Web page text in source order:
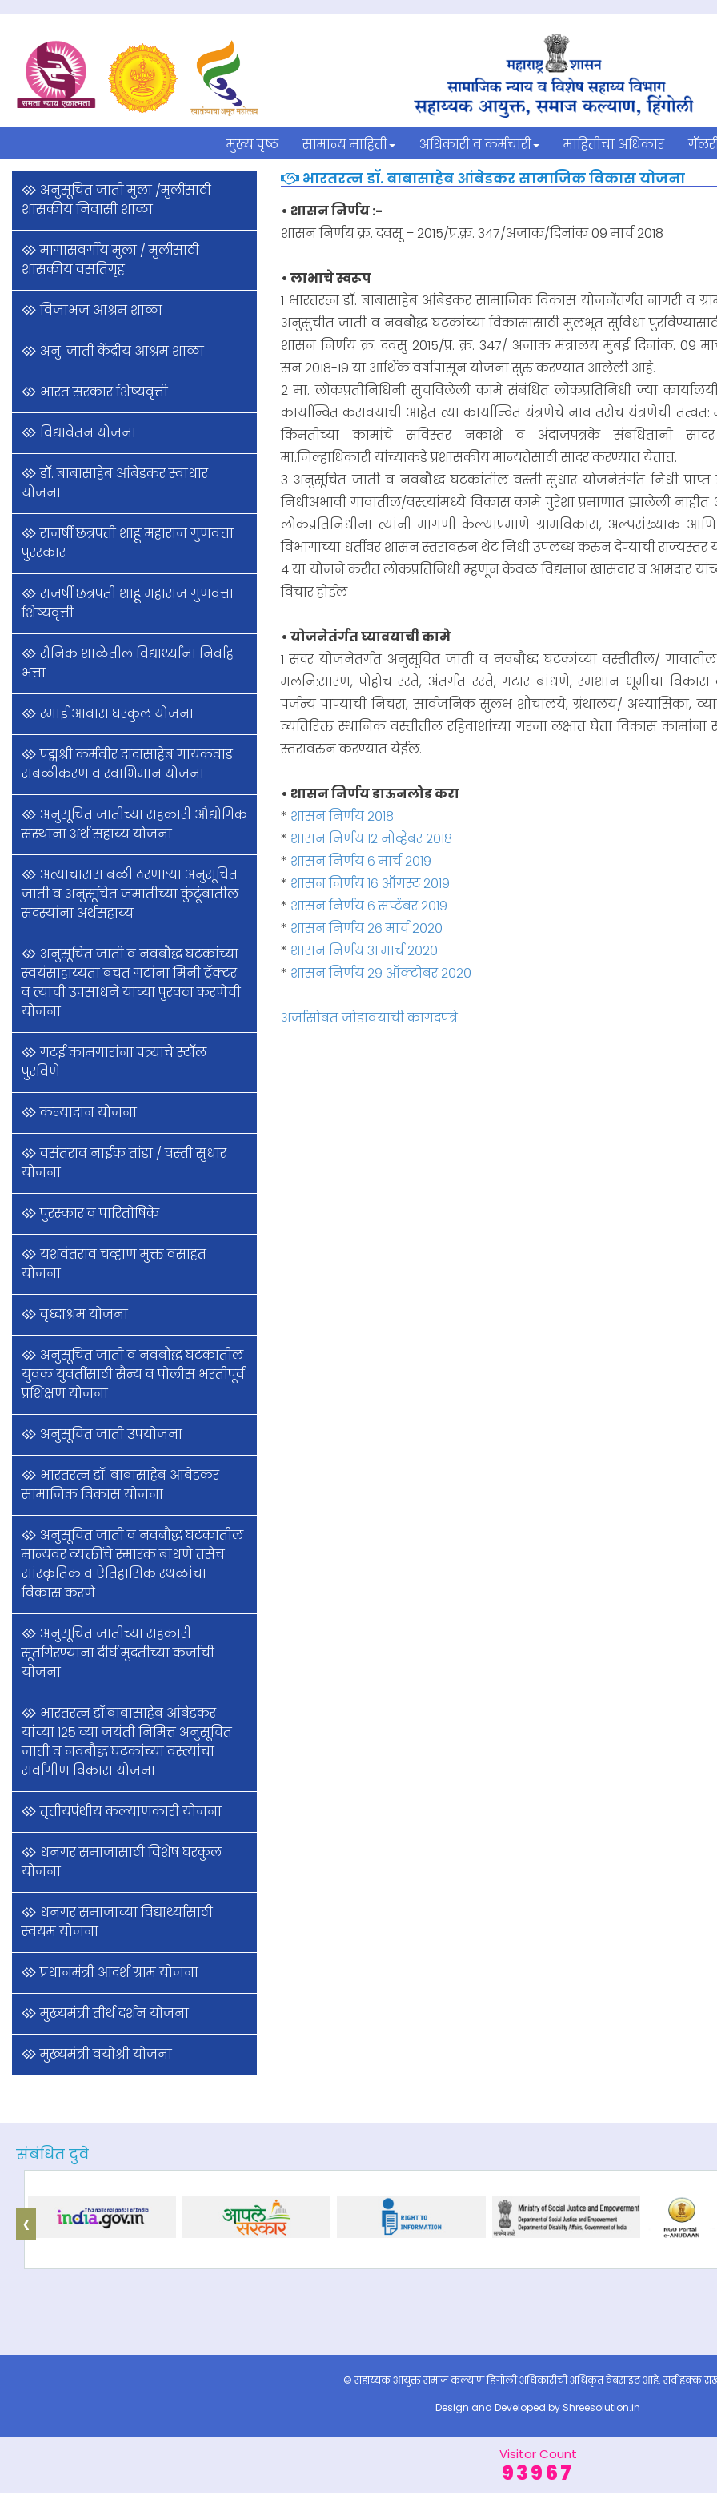
मुख्य पृष्ठ सामान्य माहिती अधिकारी व कर्मचारी माहितीचा अधिकार
अनुसूचित जाती मुला /मुलींसाठी
शासकीय निवासी शाळा
मागासवर्गीय मुला / मुलींसाठी
शासकीय वसतिगृह
विजाभज आश्रम शाळा
अनु. जाती केंद्रीय आश्रम शाळा
भारत सरकार शिष्यवृत्ती
विद्यावेतन योजना
डॉ. बाबासाहेब आंबेडकर स्वाधार
योजना
राजर्षी छत्रपती शाहू महाराज गुणवत्ता
पुरस्कार
राजर्षी छत्रपती शाहू महाराज गुणवत्ता
शिष्यवृत्ती
सैनिक शाळेतील विद्यार्थ्यांना निर्वाह
भत्ता
रमाई आवास घरकुल योजना
पद्मश्री कर्मवीर दादासाहेब गायकवाड
सबळीकरण व स्वाभिमान योजना
अनुसूचित जातीच्या सहकारी औद्योगिक
संस्थांना अर्थ सहाय्य योजना
अत्याचारास बळी ठरणाऱ्या अनुसूचित
जाती व अनुसूचित जमातीच्या कुंटूंबातील
सदस्यांना अर्थसहाय्य
अनुसूचित जाती व नवबौद्ध घटकांच्या
स्वयंसाहाय्यता बचत गटांना मिनी ट्रॅक्टर
व त्यांची उपसाधने यांच्या पुरवठा करणेची
योजना
गटई कामगारांना पत्र्याचे स्टॉल
पुरविणे
कन्यादान योजना
वसंतराव नाईक तांडा / वस्ती सुधार
योजना
पुरस्कार व पारितोषिके
यशवंतराव चव्हाण मुक्त वसाहत
योजना
वृध्दाश्रम योजना
अनुसूचित जाती व नवबौद्ध घटकातील
युवक युवतींसाठी सैन्य व पोलीस भरतीपूर्व
प्रशिक्षण योजना
अनुसूचित जाती उपयोजना
भारतरत्न डॉ. बाबासाहेब आंबेडकर
सामाजिक विकास योजना
अनुसूचित जाती व नवबौद्ध घटकातील
मान्यवर व्यक्तींचे स्मारक बांधणे तसेच
सांस्कृतिक व ऐतिहासिक स्थळांचा
विकास करणे
अनुसूचित जातीच्या सहकारी
सूतगिरण्यांना दीर्घ मुदतीच्या कर्जाची
योजना
भारतरत्न डॉ.बाबासाहेब आंबेडकर
यांच्या १२५ व्या जयंती निमित्त अनुसूचित
जाती व नवबौद्ध घटकांच्या वस्त्यांचा
सर्वांगीण विकास योजना
तृतीयपंथीय कल्याणकारी योजना
धनगर समाजासाठी विशेष घरकुल
योजना
धनगर समाजाच्या विद्यार्थ्यांसाठी
स्वयम योजना
प्रधानमंत्री आदर्श ग्राम योजना
मुख्यमंत्री तीर्थ दर्शन योजना
मुख्यमंत्री वयोश्री योजना
भारतरत्न डॉ. बाबासाहेब आंबेडकर सामाजिक विकास योजना
• शासन निर्णय :-
शासन निर्णय क्र. दवसू – 2015/प्र.क्र. 347/अजाक/दिनांक 09 मार्च 2018
• लाभाचे स्वरूप
1 भारतरत्न डॉ. बाबासाहेब आंबेडकर सामाजिक विकास योजनेंतर्गत नागरी व
अनुसुचीत जाती व नवबौद्ध घटकांच्या विकासासाठी मुलभूत सुविधा
शासन निर्णय क्र. दवसु 2015/प्र. क्र. 347/ अजाक मंत्रालय मुंबई दिनांक. 09
सन 2018-19 या आर्थिक वर्षापासून योजना सुरु करण्यात आलेली आहे.
2 मा. लोकप्रतीनिधिनी सुचविलेली कामे संबंधित लोकप्रतिनिधी ज्या
कार्यान्वित करावयाची आहेत त्या कार्यान्वित यंत्रणेचे नाव तसेच यंत्रणेची
किमतीच्या कामांचे सविस्तर नकाशे व अंदाजपत्रके संबंधितानी
मा.जिल्हाधिकारी यांच्याकडे प्रशासकीय मान्यतेसाठी सादर करण्यात येतात.
3 अनुसूचित जाती व नवबौध्द घटकांतील वस्ती सुधार योजनेतंर्गत निधी प्राप्त
निधीअभावी गावातील/वस्त्यांमध्ये विकास कामे पुरेशा प्रमाणात झालेली नाहीत
लोकप्रतिनिधीना त्यांनी मागणी केल्याप्रमाणे ग्रामविकास, अल्पसंख्याक
विभागाच्या धर्तीवर शासन स्तरावरुन थेट निधी उपलब्ध करुन देण्याची राज्यस्तर
4 या योजने करीत लोकप्रतिनिधी म्हणून केवळ विद्यमान खासदार व आमदार
विचार होईल
• योजनेतंर्गत घ्यावयाची कामे
1 सदर योजनेतर्गत अनुसूचित जाती व नवबौध्द घटकांच्या वस्तीतील/
मलनि:सारण, पोहोच रस्ते, अंतर्गत रस्ते, गटार बांधणे, स्मशान भूमीचा
पर्जन्य पाण्याची निचरा, सार्वजनिक सुलभ शौचालये, ग्रंथालय/ अभ्यासिका,
व्यतिरिक्त स्थानिक वस्तीतील रहिवाशांच्या गरजा लक्षात घेता विकास
स्तरावरुन करण्यात येईल.
• शासन निर्णय डाऊनलोड करा
* शासन निर्णय २०१८
* शासन निर्णय १२ नोव्हेंबर २०१८
* शासन निर्णय ६ मार्च २०१९
* शासन निर्णय १६ ऑगस्ट २०१९
* शासन निर्णय ६ सप्टेंबर २०१९
* शासन निर्णय २६ मार्च २०२०
* शासन निर्णय ३१ मार्च २०२०
* शासन निर्णय २९ ऑक्टोबर २०२०
अर्जासोबत जोडावयाची कागदपत्रे
संबंधित दुवे
‹
© सहाय्यक आयुक्त समाज कल्याण हिंगोली अधिकारीची अधिकृत वेबसाइट आहे. सर्व हक्क
Design and Developed by Shreesolution.in
Visitor Count
93967